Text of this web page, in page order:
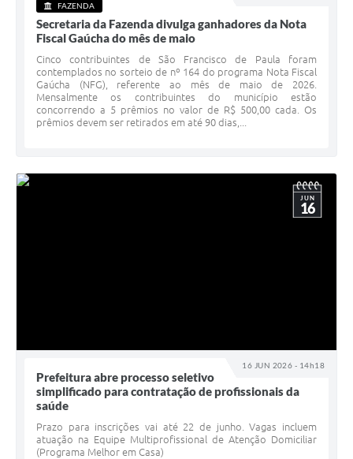
FAZENDA
Secretaria da Fazenda divulga ganhadores da Nota
Fiscal Gaúcha do mês de maio
Cinco contribuintes de São Francisco de Paula foram
contemplados no sorteio de nº 164 do programa Nota Fiscal
Gaúcha (NFG), referente ao mês de maio de 2026.
Mensalmente os contribuintes do município estão
concorrendo a 5 prêmios no valor de R$ 500,00 cada. Os
prêmios devem ser retirados em até 90 dias,...
16 JUN 2026 - 14h18
JUN
16
Prefeitura abre processo seletivo
simplificado para contratação de profissionais da
saúde
Prazo para inscrições vai até 22 de junho. Vagas incluem
atuação na Equipe Multiprofissional de Atenção Domiciliar
(Programa Melhor em Casa)